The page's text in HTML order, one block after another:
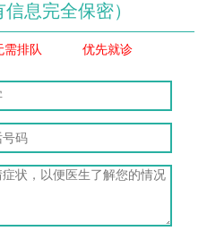
信息完全保密）
需排队 优先就诊